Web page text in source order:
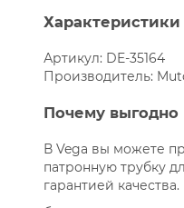
Характеристики
Артикул: DE-35164
Производитель:
Почему выгодно
В Vega вы можете
патронную трубку
гарантией